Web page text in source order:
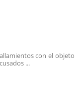
con el objeto
...